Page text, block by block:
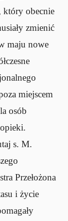
który obecnie
zmienić
maju nowe
miejscem
osób
s. M.
Przełożona
i życie